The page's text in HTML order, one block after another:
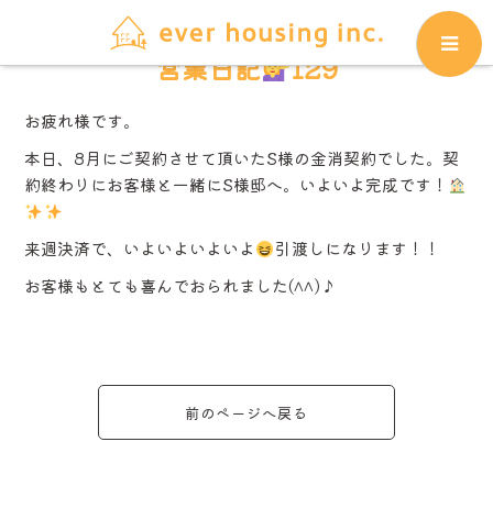
営業日記 129
お疲れ様です。
本日、8月にご契約させて頂いたS様の金消契約でした。契
約終わりにお客様と一緒にS様邸へ。いよいよ完成です！
来週決済で、いよいよいよいよ
引渡しになります！！
お客様もとても喜んでおられました(^^)♪
前のページへ戻る